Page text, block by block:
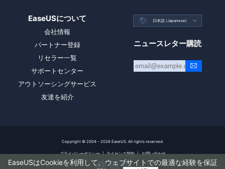
EaseUSはCookieを利用して、ウェブサイトでの最適な経験を保証
EaseUSについて
会社情報
パートナー登録
リセラー一覧
サポートセンター
アウトソーシングサービス
友達を紹介
 日本語 (Japanese) 
ニュースレター購読
Copyright © 2004 - 2026EaseUS. All rights reserved.
プライバシーポリシー | ライセンス契約 | お問い合わせ
  